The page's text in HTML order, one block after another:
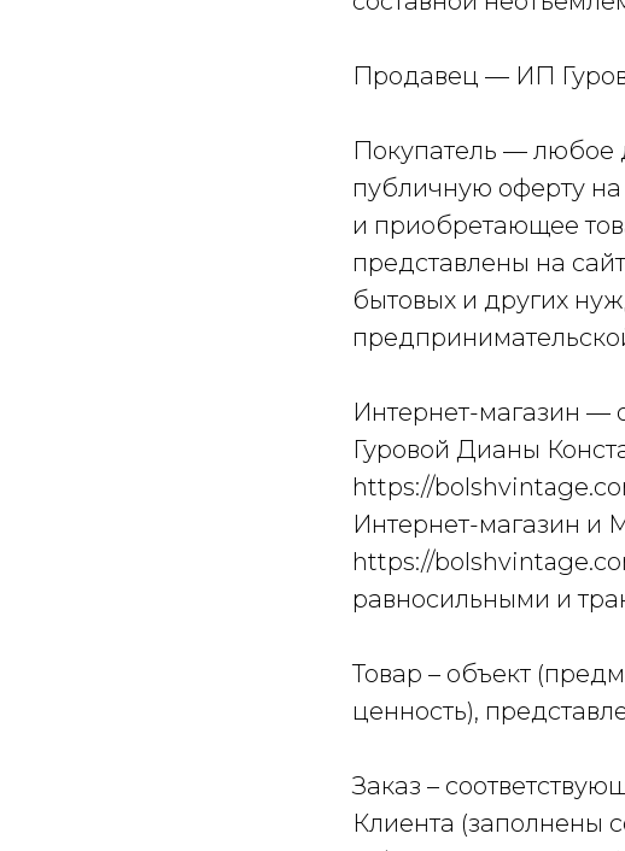
Продавец — ИП
Покупатель — любое
публичную оферту
и приобретающее
представлены на
бытовых и других
Интернет-магазин —
Гуровой Дианы
https://
Интернет-магазин и
https://
равносильными и
Товар – объект
ценность),
Заказ –
Клиента (заполнены